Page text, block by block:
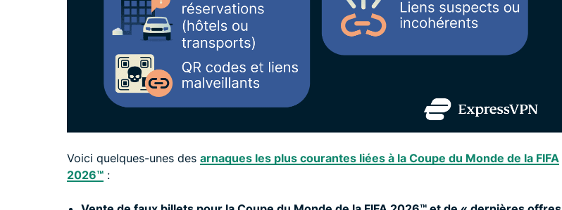
Voici quelques-unes des arnaques les plus courantes liées à la Coupe du Monde de la FIFA
2026™️ :